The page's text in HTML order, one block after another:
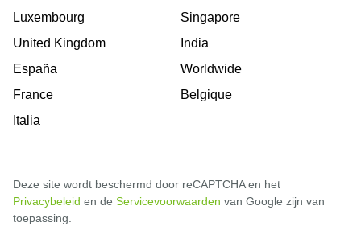
Luxembourg
United Kingdom
España
France
Italia
Singapore
India
Worldwide
Belgique
Deze site wordt beschermd door reCAPTCHA en het
Privacybeleid en de Servicevoorwaarden van Google zijn van
toepassing.